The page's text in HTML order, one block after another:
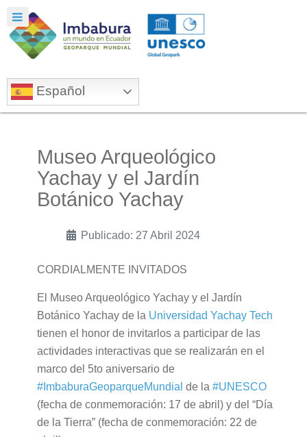
Español
Museo Arqueológico
Yachay y el Jardín
Botánico Yachay
Publicado: 27 Abril 2024
CORDIALMENTE INVITADOS
El Museo Arqueológico Yachay y el Jardín
Botánico Yachay de la Universidad Yachay Tech
tienen el honor de invitarlos a participar de las
actividades interactivas que se realizarán en el
marco del 5to aniversario de
#ImbaburaGeoparqueMundial de la #UNESCO
(fecha de conmemoración: 17 de abril) y del “Día
de la Tierra” (fecha de conmemoración: 22 de